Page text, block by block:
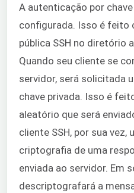
A autenticação por
configurada. Isso é feito
pública SSH no diretório
Quando seu cliente se
servidor, será solicitada
chave privada. Isso é
aleatório que será
cliente SSH, por sua vez,
criptografia de uma
enviada ao servidor. Em
descriptografará a